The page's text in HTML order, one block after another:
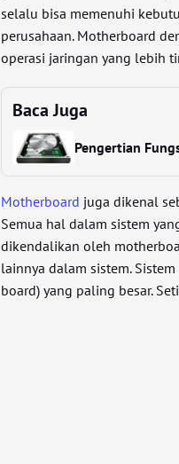
selalu bisa memenuhi
perusahaan. Motherboard
operasi jaringan yang lebih
Baca Juga
Pengertian
Motherboard juga dikenal
Semua hal dalam sistem
dikendalikan oleh
lainnya dalam sistem.
board) yang paling besar.